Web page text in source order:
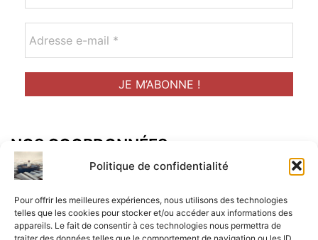
Politique de confidentialité
Pour offrir les meilleures expériences, nous utilisons des technologies
telles que les cookies pour stocker et/ou accéder aux informations des
appareils. Le fait de consentir à ces technologies nous permettra de
NOS COORDONNÉES
Adresse postal :
ALCF
34 Rue René Brunen
33950 LEGE CAP-FERRET